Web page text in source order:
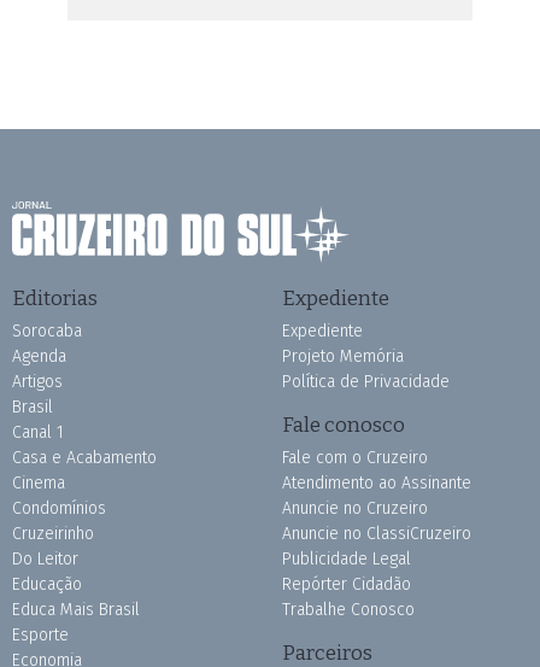
Editorias
Sorocaba
Agenda
Artigos
Brasil
Canal 1
Casa e Acabamento
Cinema
Condomínios
Cruzeirinho
Do Leitor
Educação
Educa Mais Brasil
Esporte
Economia
Expediente
Expediente
Projeto Memória
Política de Privacidade
Fale conosco
Fale com o Cruzeiro
Atendimento ao Assinante
Anuncie no Cruzeiro
Anuncie no ClassiCruzeiro
Publicidade Legal
Repórter Cidadão
Trabalhe Conosco
Parceiros